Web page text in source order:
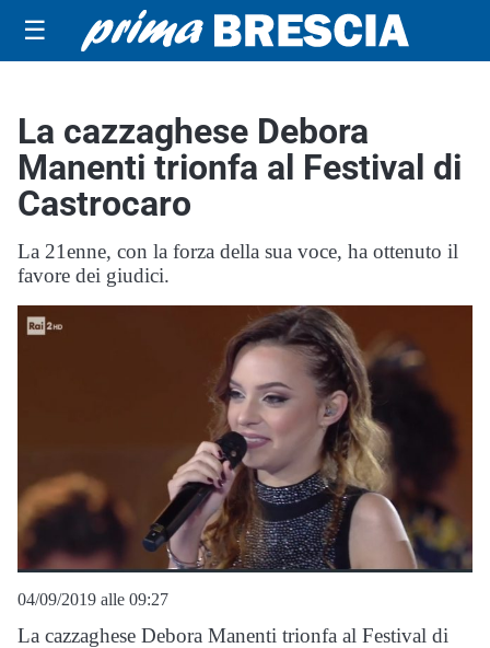
☰
La cazzaghese Debora
Manenti trionfa al Festival di
Castrocaro
La 21enne, con la forza della sua voce, ha ottenuto il
favore dei giudici.
04/09/2019 alle 09:27
La cazzaghese Debora Manenti trionfa al Festival di